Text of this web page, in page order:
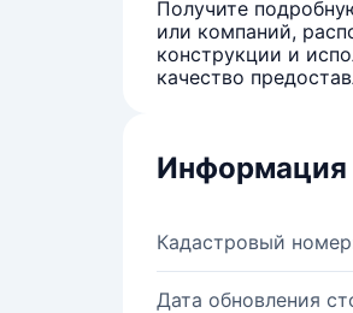
Получите
или компаний,
конструкции и
качество
Информация
Кадастровый
Дата обновления